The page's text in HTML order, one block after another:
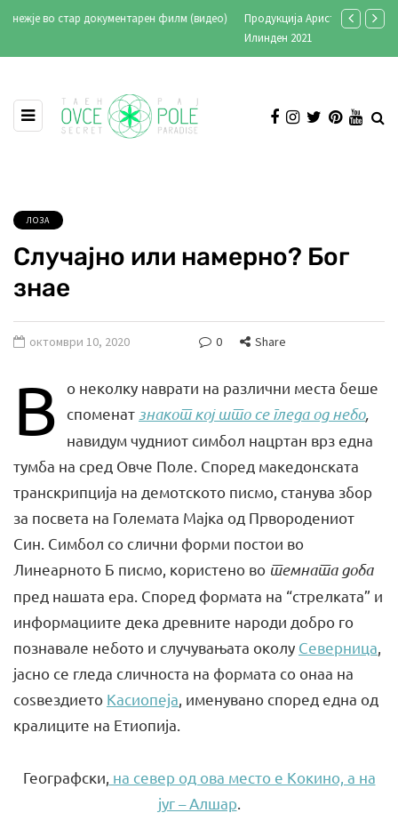
Продукција Аристон ексклузивно на Телевизија Сонце
Стари
ЛОЗА
Случајно или намерно? Бог
знае
октомври 10, 2020 0 Share
В
о неколку наврати на различни места беше
споменат знакот кој што се гледа од небо,
навидум чудниот симбол нацртан врз една
тумба на сред Овче Поле. Според македонската
транскрипција на демотското писмо, станува збор
за посвета на Големата Мајка од Првородениот
Син. Симбол со слични форми постои во
Линеарното Б писмо, користено во темната доба
пред нашата ера. Според формата на “стрелката” и
информациите дека древните народи добро го
познавале небото и случувањата околу Северница
јасно се гледа сличноста на формата со онаа на
соѕвездието Касиопеја , именувано според една од
кралиците на Етиопија.
Географски, на север од ова место е Кокино, а на
југ – Алшар